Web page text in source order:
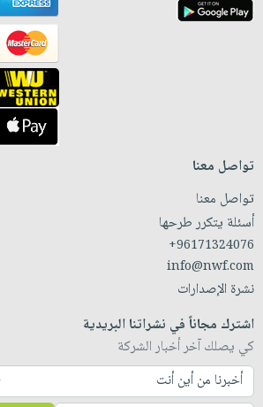
تواصل معنا
تواصل معنا
أسئلة يتكرر طرحها
+96171324076
info@nwf.com
نشرة الإصدارات
اشترك مجاناً في نشراتنا البريدية
كي يصلك آخر أخبار الشركة